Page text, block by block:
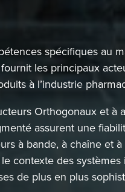
spécifiques au
les principaux
à l’industrie
Orthogonaux et à
assurent une
à bande, à chaîne et
contexte des
de plus en plus